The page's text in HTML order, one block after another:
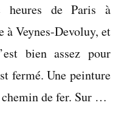
heures de Paris à
à Veynes-Devoluy, et
bien assez pour
fermé. Une peinture
de fer. Sur …